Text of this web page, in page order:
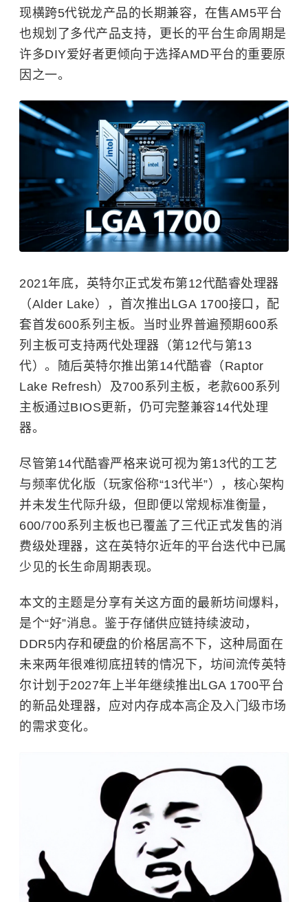
现横跨5代锐龙产品的长期兼容，在售AM5平台
也规划了多代产品支持，更长的平台生命周期是
许多DIY爱好者更倾向于选择AMD平台的重要原
因之一。
2021年底，英特尔正式发布第12代酷睿处理器
（Alder Lake），首次推出LGA 1700接口，配
套首发600系列主板。当时业界普遍预期600系
列主板可支持两代处理器（第12代与第13
代）。随后英特尔推出第14代酷睿（Raptor
Lake Refresh）及700系列主板，老款600系列
主板通过BIOS更新，仍可完整兼容14代处理
器。
尽管第14代酷睿严格来说可视为第13代的工艺
与频率优化版（玩家俗称“13代半”），核心架构
并未发生代际升级，但即便以常规标准衡量，
600/700系列主板也已覆盖了三代正式发售的消
费级处理器，这在英特尔近年的平台迭代中已属
少见的长生命周期表现。
本文的主题是分享有关这方面的最新坊间爆料，
是个“好”消息。鉴于存储供应链持续波动，
DDR5内存和硬盘的价格居高不下，这种局面在
未来两年很难彻底扭转的情况下，坊间流传英特
尔计划于2027年上半年继续推出LGA 1700平台
的新品处理器，应对内存成本高企及入门级市场
的需求变化。